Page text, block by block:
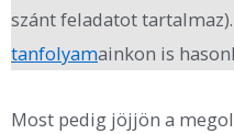
szánt feladatot
tanfolyamainkon is
Most pedig jöjjön a